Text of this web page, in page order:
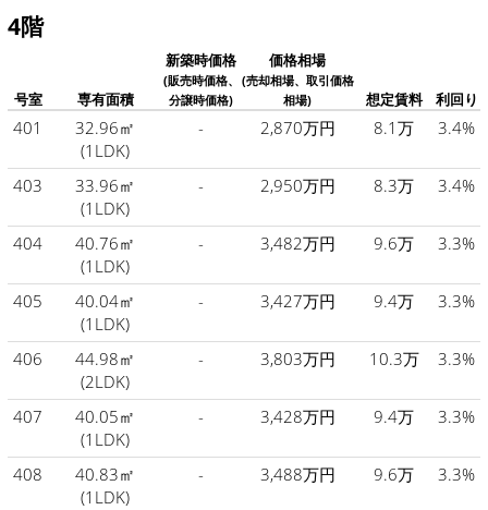
4階
号室 専有面積
新築時価格
(販売時価格、
分譲時価格)
価格相場
(売却相場、取引価格
相場)
想定賃料 利回り
401
32.96㎡
(1LDK)
- 2,870万円 8.1万 3.4%
403
33.96㎡
(1LDK)
- 2,950万円 8.3万 3.4%
404
40.76㎡
(1LDK)
- 3,482万円 9.6万 3.3%
405
40.04㎡
(1LDK)
- 3,427万円 9.4万 3.3%
406
44.98㎡
(2LDK)
- 3,803万円 10.3万 3.3%
407
40.05㎡
(1LDK)
- 3,428万円 9.4万 3.3%
408
40.83㎡
(1LDK)
- 3,488万円 9.6万 3.3%